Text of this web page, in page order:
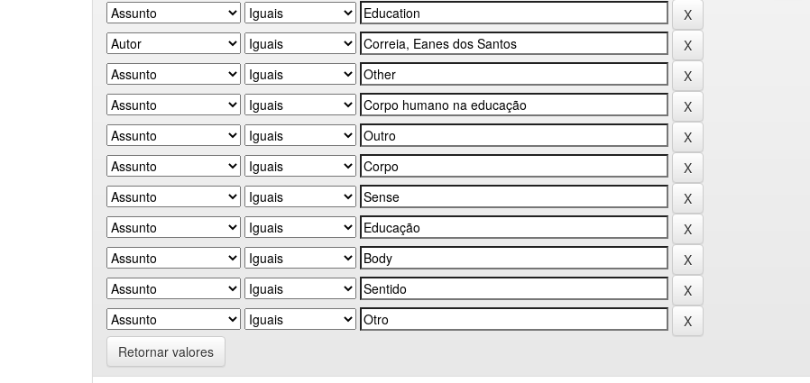
Retornar valores